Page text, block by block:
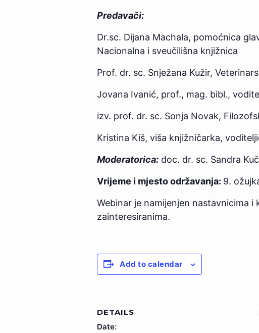
Predavači:
Dr.sc. Dijana Machala, pomoćnica
Nacionalna i sveučilišna knjižnica
Prof. dr. sc. Snježana Kužir,
Jovana Ivanić, prof., mag. bibl.,
izv. prof. dr. sc. Sonja Novak,
Kristina Kiš, viša knjižničarka,
Moderatorica: doc. dr. sc. Sandra
Vrijeme i mjesto održavanja: 9.
Webinar je namijenjen nastavnicima
zainteresiranima.
Add to calendar
DETAILS
Date: